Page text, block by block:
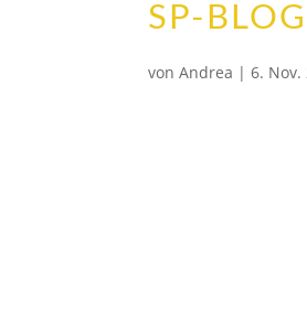
SP-
vonAndrea |6. Nov.